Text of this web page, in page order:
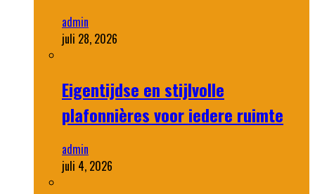
admin
juli 28, 2026
Eigentijdse en stijlvolle
plafonnières voor iedere ruimte
admin
juli 4, 2026